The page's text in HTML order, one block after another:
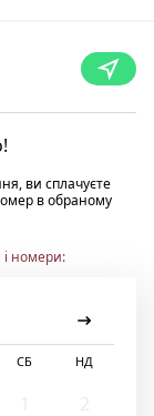
ви сплачуєте
в обраному
номери:
СБ НД